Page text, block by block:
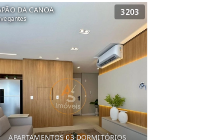
DA CANOA 3203
APARTAMENTOS 03 DORMITÓRIOS